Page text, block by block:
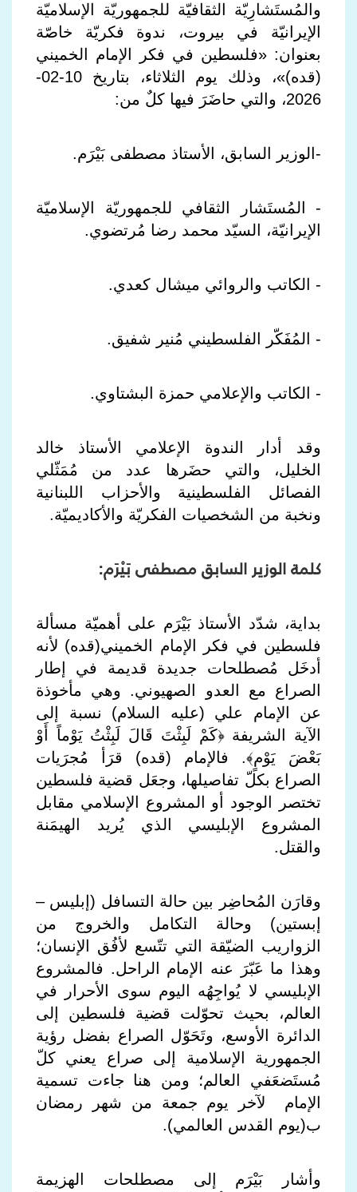
والمُستَشارِيّة الثقافيّة للجمهوريّة الإسلاميّة
الإيرانيّة في بيروت، ندوة فكريّة خاصّة
بعنوان: «فلسطين في فكر الإمام الخميني
(قده)»، وذلك يوم الثلاثاء، بتاريخ 10-02-
2026، والتي حاضَرَ فيها كلٌ من:
- الوزير السابق، الأستاذ مصطفى بَيْرَم.
- المُستَشار الثقافي للجمهوريّة الإسلاميّة
الإيرانيّة، السيّد محمد رضا مُرتضوي.
- الكاتب والروائي ميشال كعدي.
- المُفَكّر الفلسطيني مُنير شفيق.
- الكاتب والإعلامي حمزة البشتاوي.
وقد أدار الندوة الإعلامي الأستاذ خالد
الخليل، والتي حضَرها عدد من مُمَثّلي
الفصائل الفلسطينية والأحزاب اللبنانية
ونخبة من الشخصيات الفكريّة والأكاديميّة.
كلمة الوزير السابق مصطفى بَيْرَم:
بداية، شدّد الأستاذ بَيْرَم على أهميّة مسألة
فلسطين في فكر الإمام الخميني(قده) لأنه
أدخَل مُصطلحات جديدة قديمة في إطار
الصراع مع العدو الصهيوني. وهي مأخوذة
عن الإمام علي (عليه السلام) نسبة إلى
الآية الشريفة ﴿كَمْ لَبِثْتَ قَالَ لَبِثْتُ يَوْماً أَوْ
بَعْضَ يَوْمٍ﴾. فالإمام (قده) قرَأ مُجرَيات
الصراع بكلّ تفاصيلها، وجعَل قضية فلسطين
تختصر الوجود أو المشروع الإسلامي مقابل
المشروع الإبليسي الذي يُريد الهيمَنة
والقتل.
وقارَن المُحاضِر بين حالة التسافل (إبليس –
إبستين) وحالة التكامل والخروج من
الزواريب الضيّقة التي تتّسع لأفُق الإنسان؛
وهذا ما عَبّرَ عنه الإمام الراحل. فالمشروع
الإبليسي لا يُواجِهُه اليوم سوى الأحرار في
العالم، بحيث تحوّلت قضية فلسطين إلى
الدائرة الأوسع، وتَحَوّل الصراع بفضل رؤية
الجمهورية الإسلامية إلى صراع يعني كلّ
مُستَضعَفي العالم؛ ومن هنا جاءت تسمية
الإمام لآخر يوم جمعة من شهر رمضان
ب(يوم القدس العالمي).
وأشار بَيْرَم إلى مصطلحات الهزيمة